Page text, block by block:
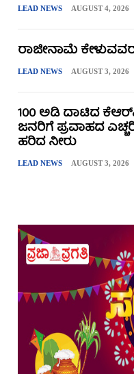
LEAD NEWS AUGUST 4, 2026
ರಾಜೀನಾಮೆ
LEAD NEWS AUGUST 3, 2026
100 ಅಡಿ ದಾಟಿದ
ಜನರಿಗೆ ಪ್ರವಾಹದ
ಹರಿದ ನೀರು
LEAD NEWS AUGUST 3, 2026